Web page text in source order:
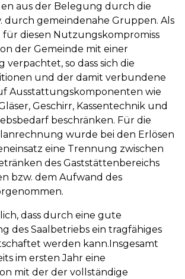
aus der Belegung durch die
durch gemeindenahe Gruppen. Als
diesen Nutzungskompromiss
der Gemeinde mit einer
verpachtet, so dass sich die
und der damit verbundene
Ausstattungskomponenten wie
Geschirr, Kassentechnik und
beschränken. Für die
wurde bei den Erlösen
eine Trennung zwischen
des Gaststättenbereichs
bzw. dem Aufwand des
dass durch eine gute
des Saalbetriebs ein tragfähiges
werden kann.Insgesamt
im ersten Jahr eine
mit der der vollständige